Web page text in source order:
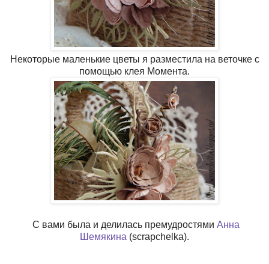
Некоторые маленькие цветы я разместила на веточке с
помощью клея Момента.
С вами была и делилась премудростями Анна
Шемякина (scrapchelka).